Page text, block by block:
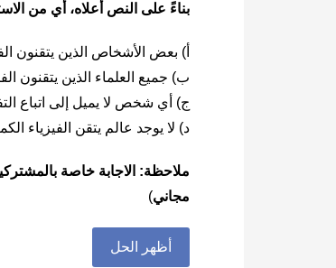
بناءً على النص أعلاه، أي من
أ) بعض الأشخاص الذين يتقنون
ب) جميع العلماء الذين يتقنون
ج) أي شخص لا يميل إلى اتباع
د) لا يوجد عالم يتقن الفيزياء
ملاحظة: الاجابة خاصة
مجاني)
أظهر الحل